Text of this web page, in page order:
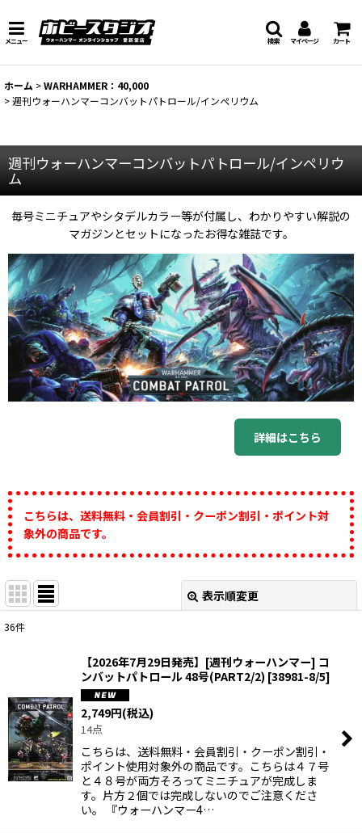
メニュー マイページ カート
検索
ホーム >WARHAMMER：40,000
>週刊ウォーハンマーコンバットパトロール/インペリウム
週刊ウォーハンマーコンバットパトロール/インペリウ
ム
毎号ミニチュアやシタデルカラー等が付属し、わかりやすい解説の
マガジンとセットになったお得な雑誌です。
詳細はこちら
こちらは、送料無料・会員割引・クーポン割引・ポイント対
象外の商品です。
表示順変更
並び順:
絞り込む
36件
【2026年7月29日発売】[週刊ウォーハンマー] コ
ンバットパトロール 48号(PART2/2) [38981-8/5]
2,749円(税込)
14点
こちらは、送料無料・会員割引・クーポン割引・
ポイント使用対象外の商品です。こちらは４７号
と４８号が両方そろってミニチュアが完成しま
す。片方２個では完成しないのでご注意くださ
い。 『ウォーハンマー4…